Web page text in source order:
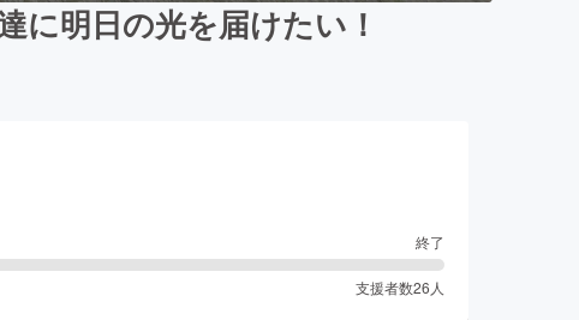
に明日の光を届けたい！
終了
支援者数26 人